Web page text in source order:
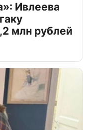
Ивлеева
млн рублей